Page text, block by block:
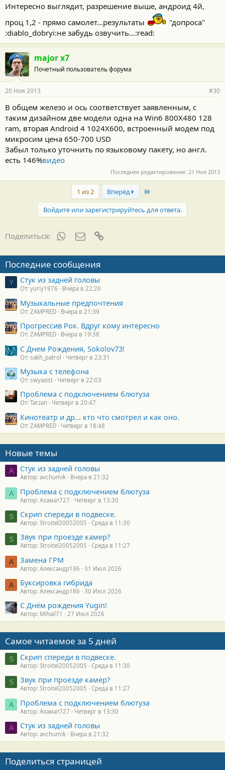
Интересно выглядит, разрешение выше, андроид 4й,
проц 1,2 - прямо самолет...результаты
"допроса"
:diablo_dobryi:не забудь озвучить...:read:
major x7
Почетный пользователь форума
20 Ноя 2013 #30
В общем железо и ось соответствует заявленным, с
таким дизайном две модели одна на Win6 800Х480 128
ram, вторая Android 4 1024Х600, встроенный модем под
микросим цена 650-700 USD
Забыл только уточнить по языковому пакету, но англ.
есть 146%видео
Последнее редактирование: 21 Ноя 2013
1 из 2 Вперёд Last
Войдите или зарегистрируйтесь для ответа.
Поделиться: WhatsAppЭлектронная почта
Последние сообщения
Y Стук из задней головы
От: yuriy1976 Вчера в 22:26
Музыкальные предпочтения
От: ZAMPRED Вчера в 21:39
Прогрессив Рок. Вдруг кому интересно
От: ZAMPRED Вчера в 19:38
С Днем Рождения, Sokolov73!
От: sakh_patrol Четверг в 23:31
Музыка с телефона
От: swyazist Четверг в 22:03
Проблема с подключением блютуза
От: Tarzan Четверг в 20:47
Кинотеатр и др... кто что смотрел и как оно.
От: ZAMPRED Четверг в 18:48
Новые темы
A Стук из задней головы
Автор: avchumik Вчера в 21:32
А Проблема с подключением блютуза
Автор: Азамат727 Четверг в 13:30
S Скрип спереди в подвеске.
Автор: Stroitel20052005 Среда в 11:30
S Звук при проезде камер?
Автор: Stroitel20052005 Среда в 11:27
А Замена ГРМ
Автор: Александр186 31 Июл 2026
А Буксировка гибрида
Автор: Александр186 30 Июл 2026
С Днём рождения Yugin!
Автор: Mihail71 27 Июл 2026
Самое читаемое за 5 дней
S Скрип спереди в подвеске.
Автор: Stroitel20052005 Среда в 11:30
S Звук при проезде камер?
Автор: Stroitel20052005 Среда в 11:27
А Проблема с подключением блютуза
Автор: Азамат727 Четверг в 13:30
A Стук из задней головы
Автор: avchumik Вчера в 21:32
Поделиться страницей